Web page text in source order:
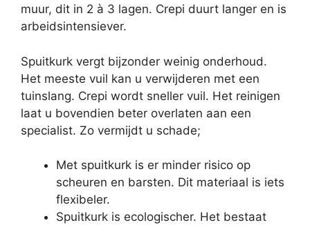
muur, dit in 2 à 3 lagen. Crepi duurt langer en is
arbeidsintensiever.
Spuitkurk vergt bijzonder weinig onderhoud.
Het meeste vuil kan u verwijderen met een
tuinslang. Crepi wordt sneller vuil. Het reinigen
laat u bovendien beter overlaten aan een
specialist. Zo vermijdt u schade;
Met spuitkurk is er minder risico op
scheuren en barsten. Dit materiaal is iets
flexibeler.
Spuitkurk is ecologischer. Het bestaat